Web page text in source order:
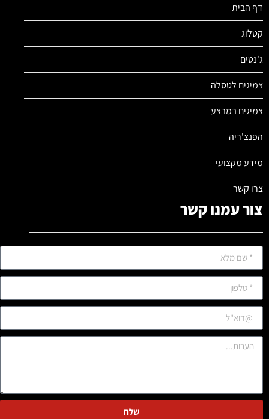
דף הבית
קטלוג
ג'נטים
צמיגים לטסלה
צמיגים במבצע
הפנצ'ריה
מידע מקצועי
צרו קשר
צור עמנו קשר
שלח